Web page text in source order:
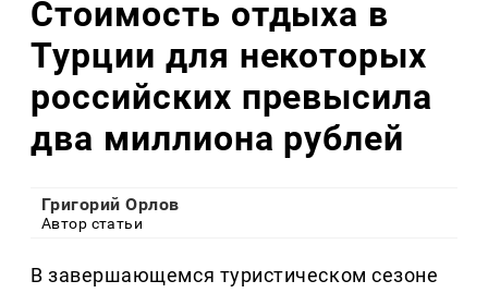
Стоимость отдыха в
Турции для некоторых
российских превысила
два миллиона рублей
Григорий Орлов
Автор статьи
В завершающемся туристическом сезоне